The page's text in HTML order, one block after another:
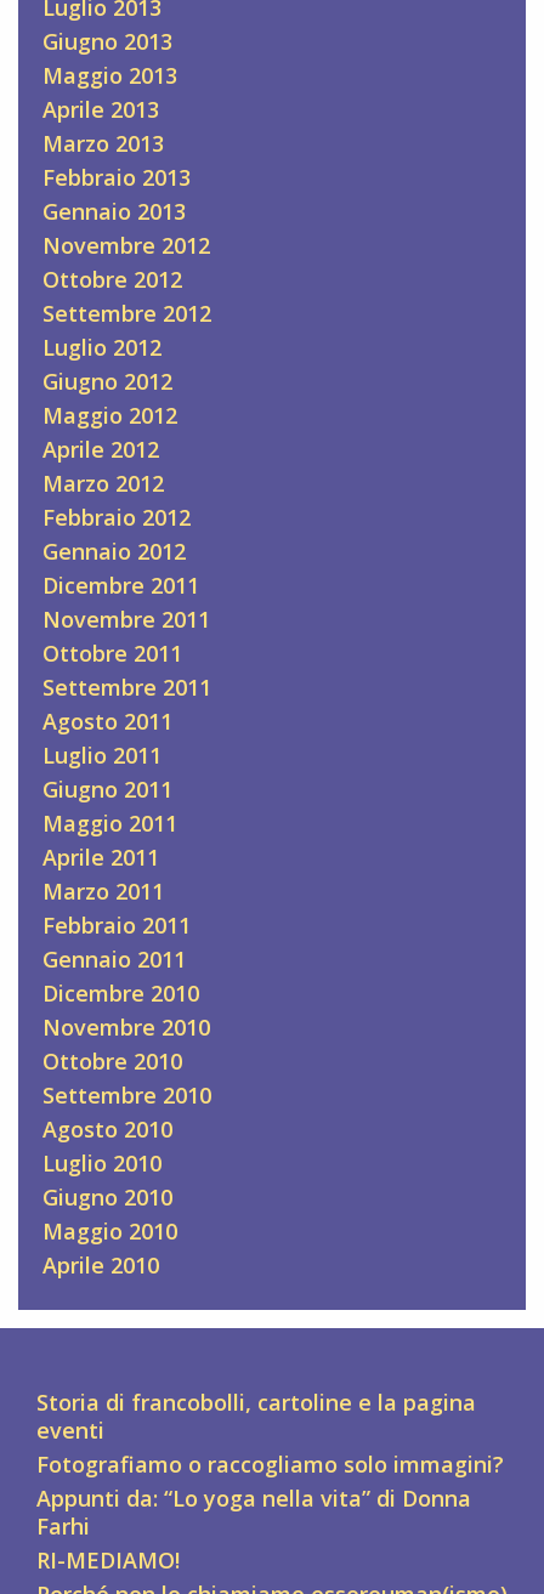
Luglio 2013
Giugno 2013
Maggio 2013
Aprile 2013
Marzo 2013
Febbraio 2013
Gennaio 2013
Novembre 2012
Ottobre 2012
Settembre 2012
Luglio 2012
Giugno 2012
Maggio 2012
Aprile 2012
Marzo 2012
Febbraio 2012
Gennaio 2012
Dicembre 2011
Novembre 2011
Ottobre 2011
Settembre 2011
Agosto 2011
Luglio 2011
Giugno 2011
Maggio 2011
Aprile 2011
Marzo 2011
Febbraio 2011
Gennaio 2011
Dicembre 2010
Novembre 2010
Ottobre 2010
Settembre 2010
Agosto 2010
Luglio 2010
Giugno 2010
Maggio 2010
Aprile 2010
Storia di francobolli, cartoline e la pagina
eventi
Fotografiamo o raccogliamo solo immagini?
Appunti da: “Lo yoga nella vita” di Donna
Farhi
RI-MEDIAMO!